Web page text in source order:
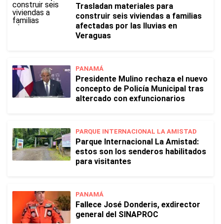
Trasladan materiales para
construir seis viviendas a familias
afectadas por las lluvias en
Veraguas
PANAMÁ
Presidente Mulino rechaza el nuevo
concepto de Policía Municipal tras
altercado con exfuncionarios
PARQUE INTERNACIONAL LA AMISTAD
Parque Internacional La Amistad:
estos son los senderos habilitados
para visitantes
PANAMÁ
Fallece José Donderis, exdirector
general del SINAPROC